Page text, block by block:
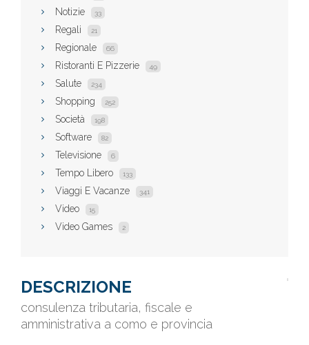
Notizie 33
Regali 21
Regionale 66
Ristoranti E Pizzerie 49
Salute 234
Shopping 252
Società 198
Software 82
Televisione 6
Tempo Libero 133
Viaggi E Vacanze 341
Video 15
Video Games 2
DESCRIZIONE
consulenza tributaria, fiscale e
amministrativa a como e provincia